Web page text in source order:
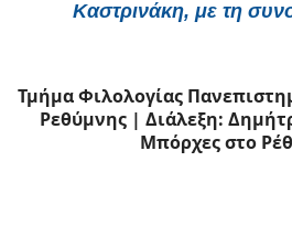
Καστρινάκη, με τη
Τμήμα Φιλολογίας
Ρεθύμνης | Διάλεξη:
Μπόρχες στο